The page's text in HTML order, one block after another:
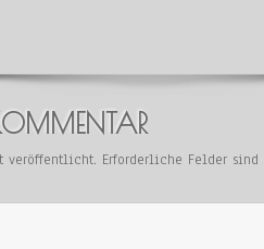
veröffentlicht. Erforderliche Felder